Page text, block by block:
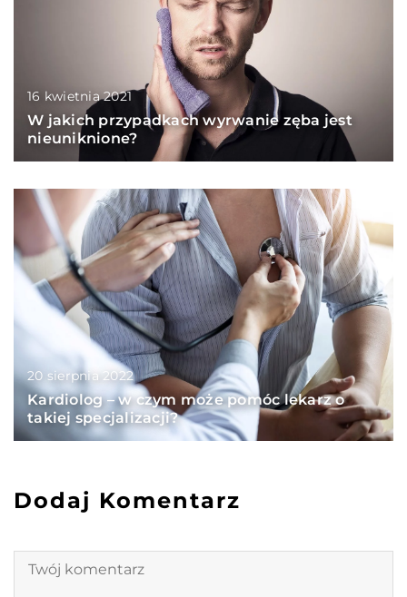
16 kwietnia 2021
W jakich przypadkach wyrwanie zęba jest
nieuniknione?
20 sierpnia 2022
Kardiolog – w czym może pomóc lekarz o
takiej specjalizacji?
Dodaj Komentarz